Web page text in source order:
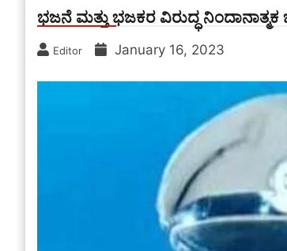
ಭಜನೆ ಮತ್ತು ಭಜಕರ ವಿರುದ್ಧ
Editor January 16, 2023